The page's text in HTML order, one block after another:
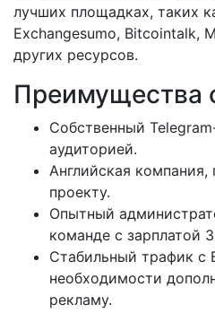
лучших площадках, таких
Exchangesumo, Bitcointalk,
других ресурсов.
Преимущества
Собственный
аудиторией.
Английская компания,
проекту.
Опытный
команде с зарплатой
Стабильный трафик с
необходимости
рекламу.